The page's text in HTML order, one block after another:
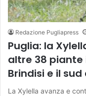
Redazione Pugliapress
Puglia: la
altre 38
Brindisi e il
La Xylella avanza e